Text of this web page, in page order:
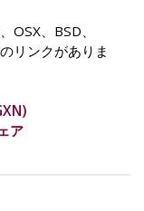
、BSD、
リンクがありま
ア